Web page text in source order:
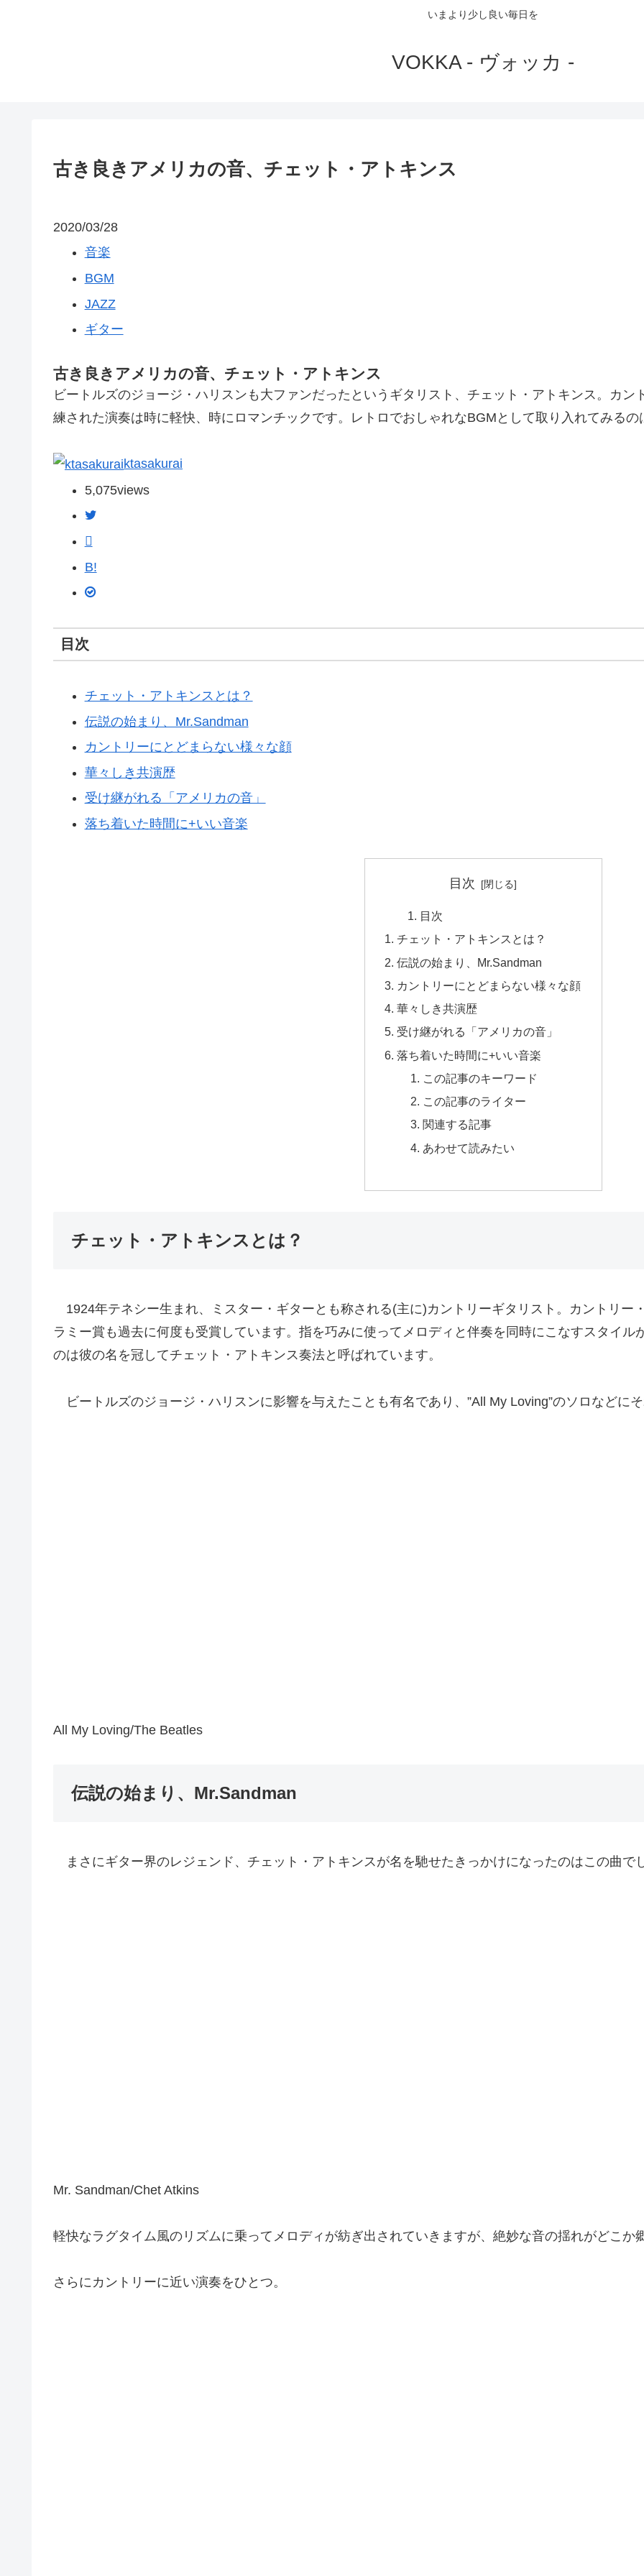
いまより少し良い毎日を
VOKKA - ヴォッカ -
古き良きアメリカの音、チェット・アトキンス
2020/03/28
音楽
BGM
JAZZ
ギター
古き良きアメリカの音、チェット・アトキンス
ビートルズのジョージ・ハリスンも大ファンだったというギタリスト、チェット・アトキンス。カ
練された演奏は時に軽快、時にロマンチックです。レトロでおしゃれなBGMとして取り入れてみる
ktasakurai
5,075views
B!
目次
チェット・アトキンスとは？
伝説の始まり、Mr.Sandman
カントリーにとどまらない様々な顔
華々しき共演歴
受け継がれる「アメリカの音」
落ち着いた時間に+いい音楽
目次
目次
チェット・アトキンスとは？
伝説の始まり、Mr.Sandman
カントリーにとどまらない様々な顔
華々しき共演歴
受け継がれる「アメリカの音」
落ち着いた時間に+いい音楽
この記事のキーワード
この記事のライター
関連する記事
あわせて読みたい
チェット・アトキンスとは？
1924年テネシー生まれ、ミスター・ギターとも称される(主に)カントリーギタリスト。カントリー
ラミー賞も過去に何度も受賞しています。指を巧みに使ってメロディと伴奏を同時にこなすスタイ
のは彼の名を冠してチェット・アトキンス奏法と呼ばれています。
ビートルズのジョージ・ハリスンに影響を与えたことも有名であり、”All My Loving”のソロなどに
All My Loving/The Beatles
伝説の始まり、Mr.Sandman
まさにギター界のレジェンド、チェット・アトキンスが名を馳せたきっかけになったのはこの曲で
Mr. Sandman/Chet Atkins
軽快なラグタイム風のリズムに乗ってメロディが紡ぎ出されていきますが、絶妙な音の揺れがどこか
さらにカントリーに近い演奏をひとつ。